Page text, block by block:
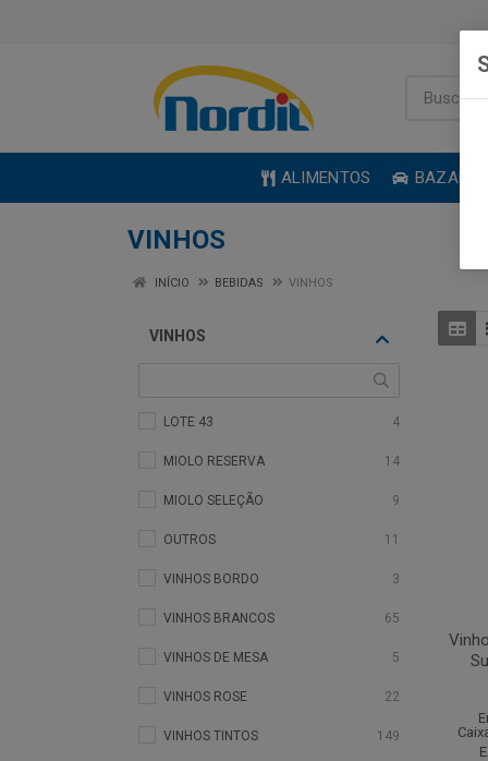
ALIMENTOS BAZAR
VINHOS
INÍCIO BEBIDAS VINHOS
VINHOS
LOTE 43 4
MIOLO RESERVA 14
MIOLO SELEÇÃO 9
OUTROS 11
VINHOS BORDO 3
VINHOS BRANCOS 65
VINHOS DE MESA 5
VINHOS ROSE 22
VINHOS TINTOS 149